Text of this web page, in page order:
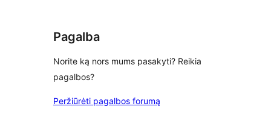
Pagalba
Norite ką nors mums pasakyti? Reikia
pagalbos?
Peržiūrėti pagalbos forumą